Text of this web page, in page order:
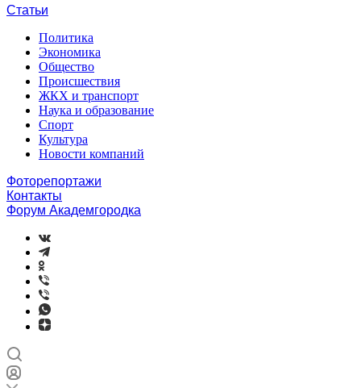
Статьи
Политика
Экономика
Общество
Происшествия
ЖКХ и транспорт
Наука и образование
Спорт
Культура
Новости компаний
Фоторепортажи
Контакты
Форум Академгородка